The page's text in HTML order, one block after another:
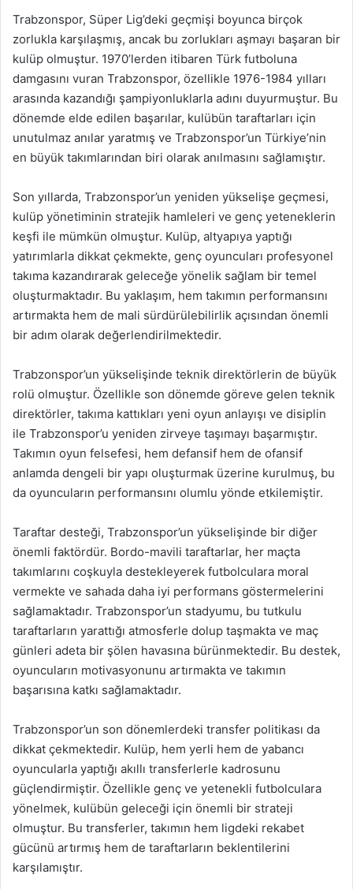
Trabzonspor, Süper Lig’deki geçmişi boyunca birçok
zorlukla karşılaşmış, ancak bu zorlukları aşmayı başaran bir
kulüp olmuştur. 1970’lerden itibaren Türk futboluna
damgasını vuran Trabzonspor, özellikle 1976-1984 yılları
arasında kazandığı şampiyonluklarla adını duyurmuştur. Bu
dönemde elde edilen başarılar, kulübün taraftarları için
unutulmaz anılar yaratmış ve Trabzonspor’un Türkiye’nin
en büyük takımlarından biri olarak anılmasını sağlamıştır.
Son yıllarda, Trabzonspor’un yeniden yükselişe geçmesi,
kulüp yönetiminin stratejik hamleleri ve genç yeteneklerin
keşfi ile mümkün olmuştur. Kulüp, altyapıya yaptığı
yatırımlarla dikkat çekmekte, genç oyuncuları profesyonel
takıma kazandırarak geleceğe yönelik sağlam bir temel
oluşturmaktadır. Bu yaklaşım, hem takımın performansını
artırmakta hem de mali sürdürülebilirlik açısından önemli
bir adım olarak değerlendirilmektedir.
Trabzonspor’un yükselişinde teknik direktörlerin de büyük
rolü olmuştur. Özellikle son dönemde göreve gelen teknik
direktörler, takıma kattıkları yeni oyun anlayışı ve disiplin
ile Trabzonspor’u yeniden zirveye taşımayı başarmıştır.
Takımın oyun felsefesi, hem defansif hem de ofansif
anlamda dengeli bir yapı oluşturmak üzerine kurulmuş, bu
da oyuncuların performansını olumlu yönde etkilemiştir.
Taraftar desteği, Trabzonspor’un yükselişinde bir diğer
önemli faktördür. Bordo-mavili taraftarlar, her maçta
takımlarını coşkuyla destekleyerek futbolculara moral
vermekte ve sahada daha iyi performans göstermelerini
sağlamaktadır. Trabzonspor’un stadyumu, bu tutkulu
taraftarların yarattığı atmosferle dolup taşmakta ve maç
günleri adeta bir şölen havasına bürünmektedir. Bu destek,
oyuncuların motivasyonunu artırmakta ve takımın
başarısına katkı sağlamaktadır.
Trabzonspor’un son dönemlerdeki transfer politikası da
dikkat çekmektedir. Kulüp, hem yerli hem de yabancı
oyuncularla yaptığı akıllı transferlerle kadrosunu
güçlendirmiştir. Özellikle genç ve yetenekli futbolculara
yönelmek, kulübün geleceği için önemli bir strateji
olmuştur. Bu transferler, takımın hem ligdeki rekabet
gücünü artırmış hem de taraftarların beklentilerini
karşılamıştır.